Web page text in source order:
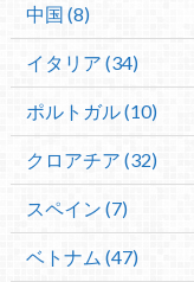
中国 (8)
イタリア (34)
ポルトガル (10)
クロアチア (32)
スペイン (7)
ベトナム (47)